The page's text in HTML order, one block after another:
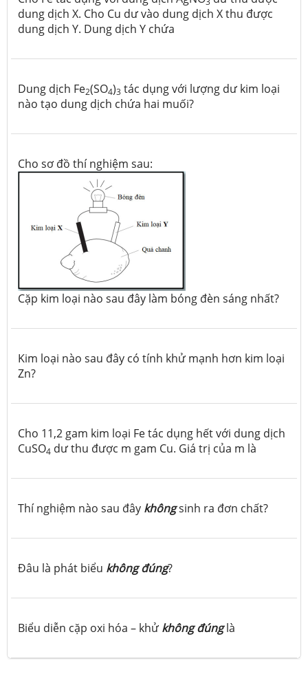
dung dịch X. Cho Cu dư vào dung dịch X thu được
dung dịch Y. Dung dịch Y chứa
Dung dịch Fe2(SO4)3 tác dụng với lượng dư kim loại
nào tạo dung dịch chứa hai muối?
Cho sơ đồ thí nghiệm sau:
Cặp kim loại nào sau đây làm bóng đèn sáng nhất?
Kim loại nào sau đây có tính khử mạnh hơn kim loại
Zn?
Cho 11,2 gam kim loại Fe tác dụng hết với dung dịch
CuSO4 dư thu được m gam Cu. Giá trị của m là
Thí nghiệm nào sau đây khôngsinh ra đơn chất?
Đâu là phát biểu không đúng?
Biểu diễn cặp oxi hóa – khử không đúnglà